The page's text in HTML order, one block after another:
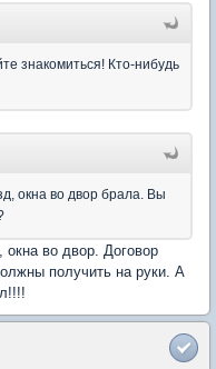
знакомиться! Кто-нибудь
окна во двор брала. Вы
во двор. Договор
получить на руки. А